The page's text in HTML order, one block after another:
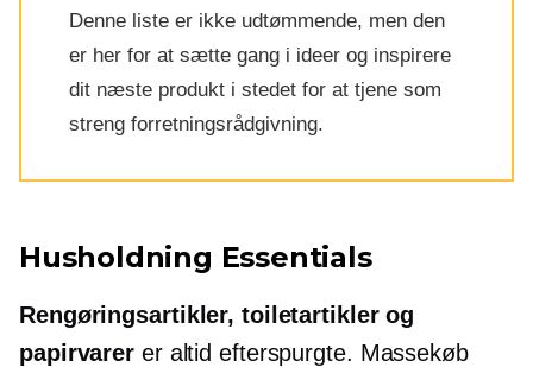
Denne liste er ikke udtømmende, men den
er her for at sætte gang i ideer og inspirere
dit næste produkt i stedet for at tjene som
streng forretningsrådgivning.
Husholdning Essentials
Rengøringsartikler, toiletartikler og
papirvarer er altid efterspurgte. Massekøb